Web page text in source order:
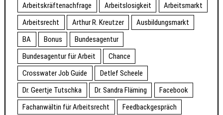
Arbeitskräftenachfrage
Arbeitslosigkeit
Arbeitsmarkt
Arbeitsrecht
Arthur R. Kreutzer
Ausbildungsmarkt
BA
Bonus
Bundesagentur
Bundesagentur für Arbeit
Chance
Crosswater Job Guide
Detlef Scheele
Dr. Geertje Tutschka
Dr. Sandra Fläming
Facebook
Fachanwältin für Arbeitsrecht
Feedbackgespräch